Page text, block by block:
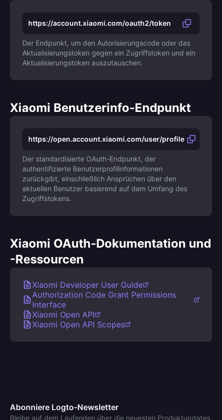
https://account.xiaomi.com/oauth2/token
Der Endpunkt, um den Autorisierungscode oder das
Aktualisierungstoken gegen ein Zugriffstoken und ein
Aktualisierungstoken auszutauschen.
Xiaomi Benutzerinfo-Endpunkt
https://open.account.xiaomi.com/user/profile
Der standardisierte OAuth-Endpunkt, der
authentifizierte Benutzerprofilinformationen
zurückgibt, einschließlich Ansprüchen über den
aktuellen Benutzer basierend auf dem Umfang des
Zugriffstokens.
Xiaomi OAuth-Dokumentation und
-Ressourcen
Xiaomi Developer User Guide
Authorization Code Grant Permissions
Interface
Xiaomi Open API
Xiaomi Open API Scopes
Abonniere Logto-Newsletter
Bleibe auf dem Laufenden über die neuesten Produktupdates,